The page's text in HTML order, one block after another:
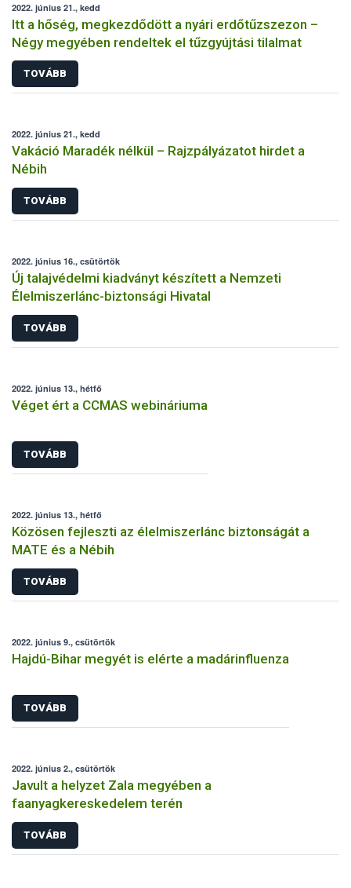
2022. június 21., kedd
Itt a hőség, megkezdődött a nyári erdőtűzszezon –
Négy megyében rendeltek el tűzgyújtási tilalmat
TOVÁBB
2022. június 21., kedd
Vakáció Maradék nélkül – Rajzpályázatot hirdet a
Nébih
TOVÁBB
2022. június 16., csütörtök
Új talajvédelmi kiadványt készített a Nemzeti
Élelmiszerlánc-biztonsági Hivatal
TOVÁBB
2022. június 13., hétfő
Véget ért a CCMAS webináriuma
TOVÁBB
2022. június 13., hétfő
Közösen fejleszti az élelmiszerlánc biztonságát a
MATE és a Nébih
TOVÁBB
2022. június 9., csütörtök
Hajdú-Bihar megyét is elérte a madárinfluenza
TOVÁBB
2022. június 2., csütörtök
Javult a helyzet Zala megyében a
faanyagkereskedelem terén
TOVÁBB